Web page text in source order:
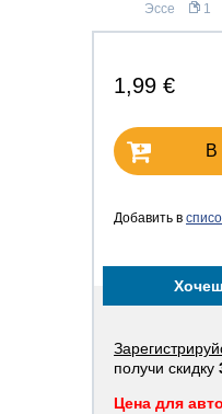
Эссе 1
1,99 €
В
Добавить в
получи скидку
Цена для